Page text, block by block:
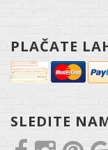
PLAČATE
SLEDITE